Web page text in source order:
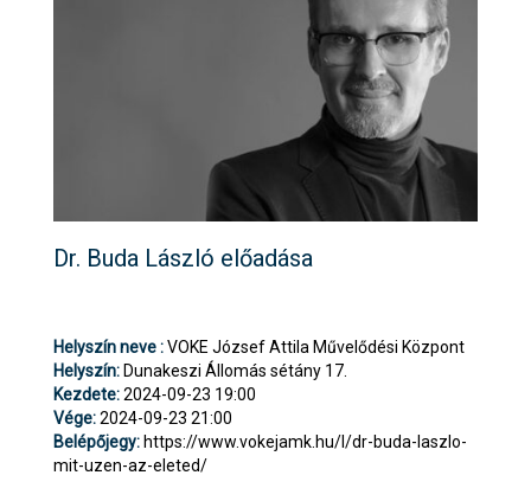
Dr. Buda László előadása
Helyszín neve :VOKE József Attila Művelődési Központ
Helyszín: Dunakeszi Állomás sétány 17.
Kezdete:2024-09-23 19:00
Vége:2024-09-23 21:00
Belépőjegy: https://www.vokejamk.hu/l/dr-buda-laszlo-
mit-uzen-az-eleted/